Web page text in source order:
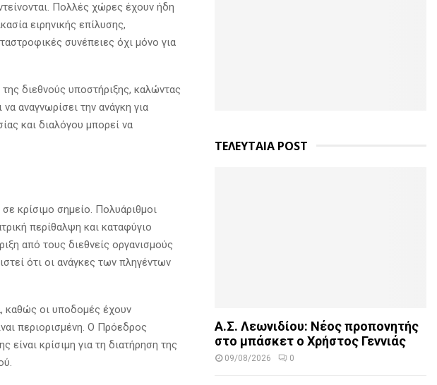
Πολλές χώρες έχουν ήδη
ειρηνικής επίλυσης,
συνέπειες όχι μόνο για
διεθνούς υποστήριξης, καλώντας
αναγνωρίσει την ανάγκη για
και διαλόγου μπορεί να
κρίσιμο σημείο. Πολυάριθμοι
περίθαλψη και καταφύγιο
από τους διεθνείς οργανισμούς
ότι οι ανάγκες των πληγέντων
καθώς οι υποδομές έχουν
περιορισμένη. Ο Πρόεδρος
είναι κρίσιμη για τη διατήρηση της
ΤΕΛΕΥΤΑΙΑ POST
Α.Σ. Λεωνιδίου: Νέος προπονητής
στο μπάσκετ ο Χρήστος Γεννιάς
09/08/2026 0